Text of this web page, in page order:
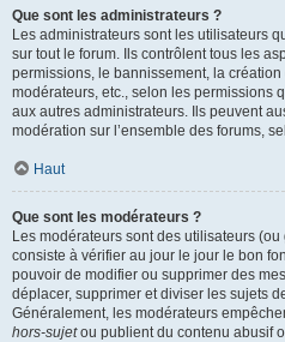
Que sont les administrateurs ?
Les administrateurs sont les utilisateurs
sur tout le forum. Ils contrôlent tous les
permissions, le bannissement, la
modérateurs, etc., selon les permissions
aux autres administrateurs. Ils peuvent
modération sur l’ensemble des forums,
Haut
Que sont les modérateurs ?
Les modérateurs sont des utilisateurs
consiste à vérifier au jour le jour le bon
pouvoir de modifier ou supprimer des
déplacer, supprimer et diviser les sujets
Généralement, les modérateurs
hors-sujetou publient du contenu abusif